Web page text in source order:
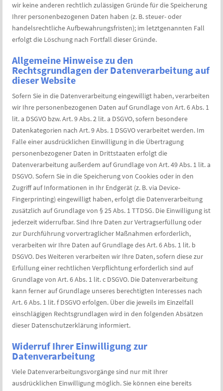
wir keine anderen rechtlich zulässigen Gründe für die Speicherung
Ihrer personenbezogenen Daten haben (z. B. steuer- oder
handelsrechtliche Aufbewahrungsfristen); im letztgenannten Fall
erfolgt die Löschung nach Fortfall dieser Gründe.
Allgemeine Hinweise zu den
Rechtsgrundlagen der Datenverarbeitung auf
dieser Website
Sofern Sie in die Datenverarbeitung eingewilligt haben, verarbeiten
wir Ihre personenbezogenen Daten auf Grundlage von Art. 6 Abs. 1
lit. a DSGVO bzw. Art. 9 Abs. 2 lit. a DSGVO, sofern besondere
Datenkategorien nach Art. 9 Abs. 1 DSGVO verarbeitet werden. Im
Falle einer ausdrücklichen Einwilligung in die Übertragung
personenbezogener Daten in Drittstaaten erfolgt die
Datenverarbeitung außerdem auf Grundlage von Art. 49 Abs. 1 lit. a
DSGVO. Sofern Sie in die Speicherung von Cookies oder in den
Zugriff auf Informationen in Ihr Endgerät (z. B. via Device-
Fingerprinting) eingewilligt haben, erfolgt die Datenverarbeitung
zusätzlich auf Grundlage von § 25 Abs. 1 TTDSG. Die Einwilligung ist
jederzeit widerrufbar. Sind Ihre Daten zur Vertragserfüllung oder
zur Durchführung vorvertraglicher Maßnahmen erforderlich,
verarbeiten wir Ihre Daten auf Grundlage des Art. 6 Abs. 1 lit. b
DSGVO. Des Weiteren verarbeiten wir Ihre Daten, sofern diese zur
Erfüllung einer rechtlichen Verpflichtung erforderlich sind auf
Grundlage von Art. 6 Abs. 1 lit. c DSGVO. Die Datenverarbeitung
kann ferner auf Grundlage unseres berechtigten Interesses nach
Art. 6 Abs. 1 lit. f DSGVO erfolgen. Über die jeweils im Einzelfall
einschlägigen Rechtsgrundlagen wird in den folgenden Absätzen
dieser Datenschutzerklärung informiert.
Widerruf Ihrer Einwilligung zur
Datenverarbeitung
Viele Datenverarbeitungsvorgänge sind nur mit Ihrer
ausdrücklichen Einwilligung möglich. Sie können eine bereits